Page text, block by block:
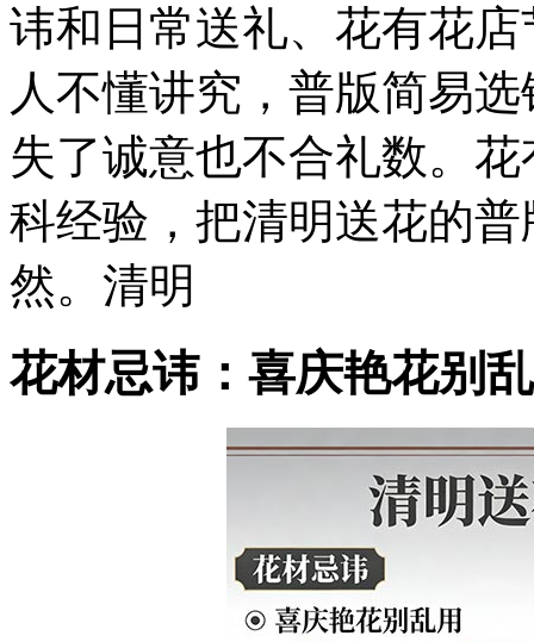
讳和日常送礼、花有花店
人不懂讲究，普版简易
失了诚意也不合礼数。
科经验，把清明送花的
然。清明
花材忌讳：喜庆艳花别